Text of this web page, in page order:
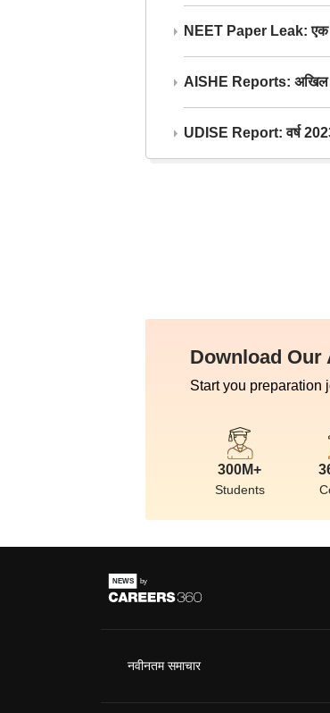
NEET Paper Leak: एक
AISHE Reports: अखिल
UDISE Report: वर्ष
Download Our
Start you preparation
300M+
Students
नवीनतम समाचार